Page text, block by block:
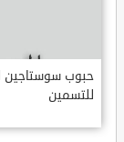
حبوب سوستاجين
للتسمين